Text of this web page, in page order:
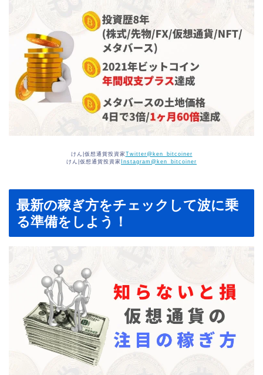
けん|仮想通貨投資家Twitter@ken_bitcoiner
けん|仮想通貨投資家 Instagram@ken_bitcoiner
最新の稼ぎ方をチェックして波に乗
る準備をしよう！